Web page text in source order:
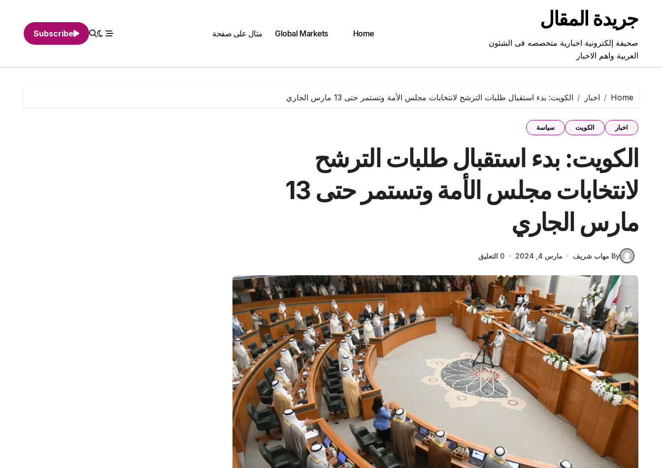
contentجريدة المقال
صحيفة إلكترونية اخبارية متخصصه فى الشئون
العربية واهم الاخبار
Home
Global Markets مثال على صفحة Subscribe
Home اخبار الكويت: بدء استقبال طلبات الترشح لانتخابات مجلس الأمة وتستمر حتى 13 مارس الجاري
اخبار الكويت سياسة
الكويت: بدء استقبال طلبات الترشح
لانتخابات مجلس الأمة وتستمر حتى 13
مارس الجاري
By مهاب شريف مارس 4, 2024 0 التعليق